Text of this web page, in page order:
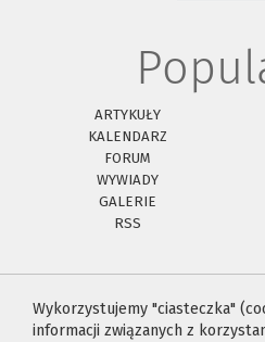
ARTYKUŁY
KALENDARZ
FORUM
WYWIADY
GALERIE
RSS
Wykorzystujemy "ciasteczka"
informacji związanych z